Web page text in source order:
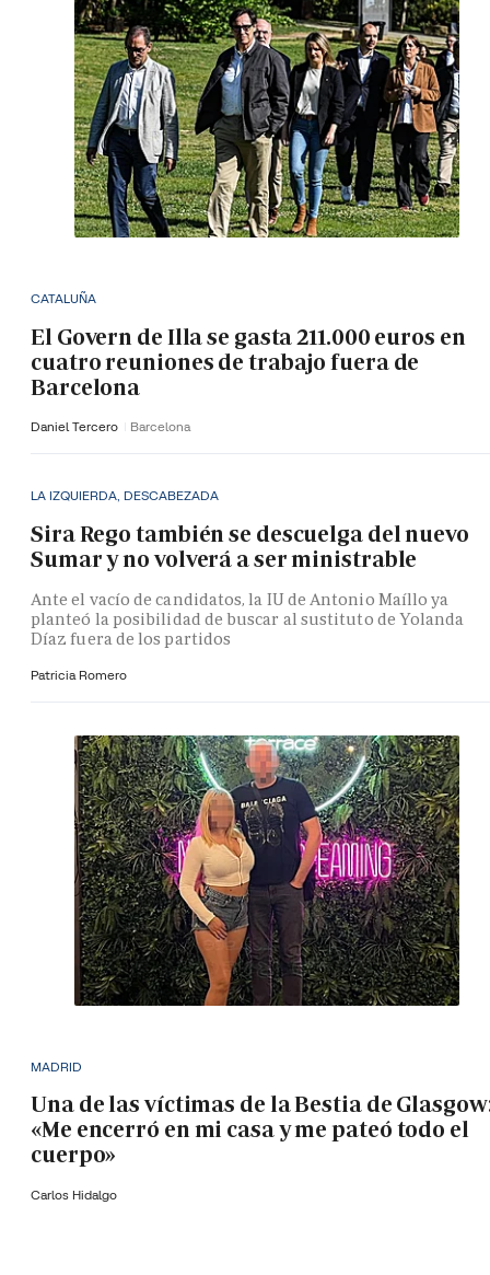
CATALUÑA
El Govern de Illa se gasta 211.000 euros en
cuatro reuniones de trabajo fuera de
Barcelona
Daniel Tercero Barcelona
LA IZQUIERDA, DESCABEZADA
Sira Rego también se descuelga del nuevo
Sumar y no volverá a ser ministrable
Ante el vacío de candidatos, la IU de Antonio Maíllo ya
planteó la posibilidad de buscar al sustituto de Yolanda
Díaz fuera de los partidos
Patricia Romero
MADRID
Una de las víctimas de la Bestia de
«Me encerró en mi casa y me pateó todo el
cuerpo»
Carlos Hidalgo